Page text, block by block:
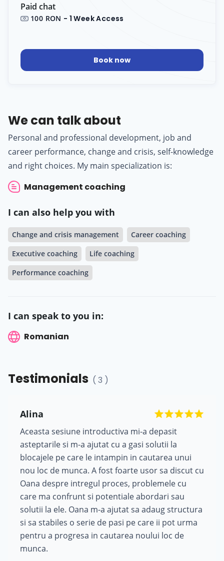
Paid chat
100 RON - 1 Week Access
Book now
We can talk about
Personal and professional development, job and
career performance, change and crisis, self-knowledge
and right choices. My main specialization is:
Management coaching
I can also help you with
Change and crisis management
Career coaching
Executive coaching
Life coaching
Performance coaching
I can speak to you in:
Romanian
Testimonials ( 3 )
Alina
Aceasta sesiune introductiva mi-a depasit
asteptarile si m-a ajutat cu a gasi solutii la
blocajele pe care le intampin in cautarea unui
nou loc de munca. A fost foarte usor sa discut cu
Oana despre intregul proces, problemele cu
care ma confrunt si potentiale abordari sau
solutii la ele. Oana m-a ajutat sa adaug structura
si sa stabiles o serie de pasi pe care ii pot urma
pentru a progresa in cautarea noului loc de
munca.